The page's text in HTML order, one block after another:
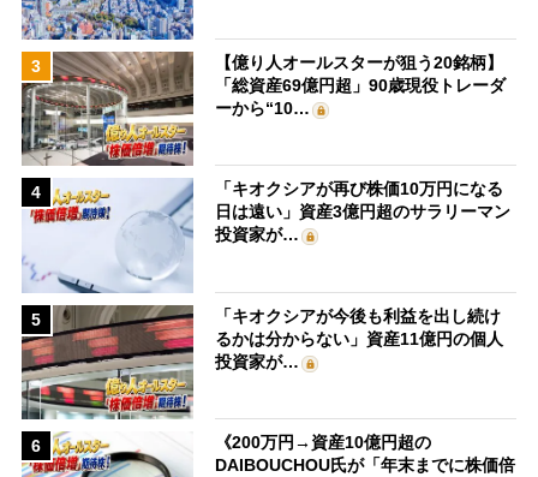
3
【億り人オールスターが狙う20銘柄】
「総資産69億円超」90歳現役トレーダ
ーから“10…
4
「キオクシアが再び株価10万円になる
日は遠い」資産3億円超のサラリーマン
投資家が…
5
「キオクシアが今後も利益を出し続け
るかは分からない」資産11億円の個人
投資家が…
6
《200万円→資産10億円超の
DAIBOUCHOU氏が「年末までに株価倍